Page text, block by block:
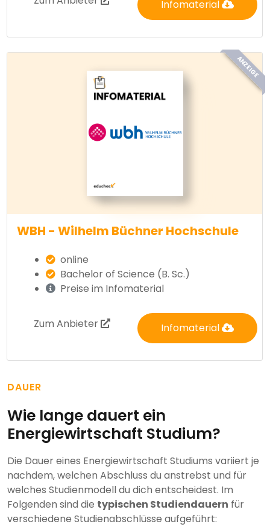
Infomaterial
ANZEIGE
WBH - Wilhelm Büchner Hochschule
online
Bachelor of Science (B. Sc.)
Preise im Infomaterial
Zum Anbieter Infomaterial
DAUER
Wie lange dauert ein
Energiewirtschaft Studium?
Die Dauer eines Energiewirtschaft Studiums variiert je
nachdem, welchen Abschluss du anstrebst und für
welches Studienmodell du dich entscheidest. Im
Folgenden sind die typischen Studiendauern für
verschiedene Studienabschlüsse aufgeführt: